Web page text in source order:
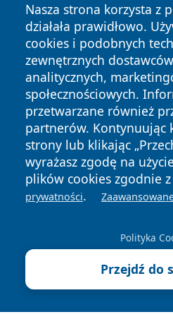
Nasza strona korzysta z
działała prawidłowo.
cookies i podobnych
zewnętrznych
analitycznych,
społecznościowych.
przetwarzane również
partnerów. Kontynuując
strony lub klikając
wyrażasz zgodę na
plików cookies zgodnie z
prywatności.
Polityka
Przejdź do
Copyright © 2026 portalzory.pl
News Autorzy
Polityka